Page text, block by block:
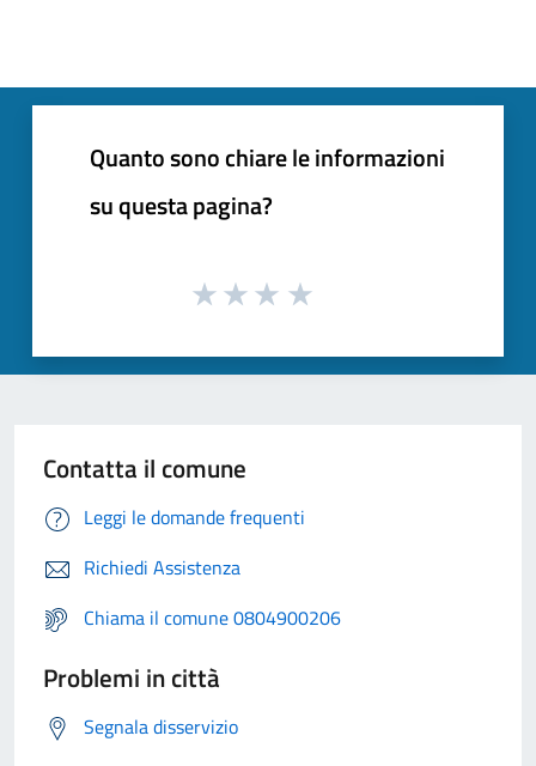
Quanto sono chiare le informazioni
su questa pagina?
Contatta il comune
Leggi le domande frequenti
Richiedi Assistenza
Chiama il comune 0804900206
Problemi in città
Segnala disservizio